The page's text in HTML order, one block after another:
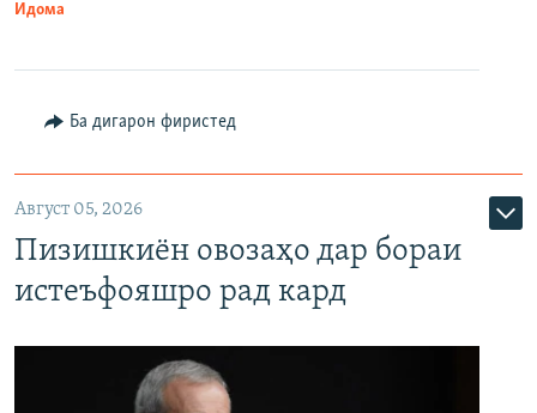
Идома
Ба дигарон фиристед
Август 05, 2026
Пизишкиён овозаҳо дар бораи
истеъфояшро рад кард